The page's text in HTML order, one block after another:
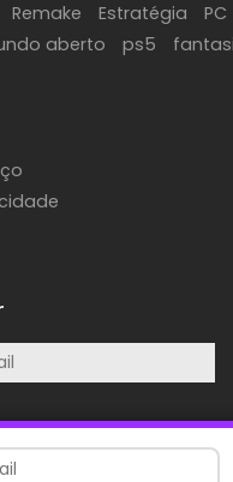
Remake Estratégia PC
aberto ps5
nossas